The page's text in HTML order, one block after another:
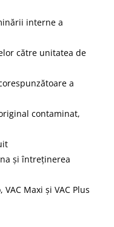
interne a
către unitatea de
a
contaminat,
și întreținerea
Maxi și VAC Plus